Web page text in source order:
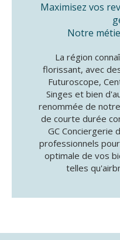
Maximisez vos
Notre
La région
florissant, avec
Futuroscope,
Singes et bien
renommée de
de courte durée
GC Conciergerie
professionnels
optimale de vos
telles